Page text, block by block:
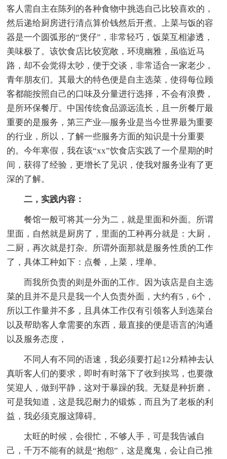
客人需自主在陈列的各种食物中挑选自己比较喜欢的，
然后递给厨房进行清点算价钱然后开煮。上菜与饭的容
器是一个圆弧形的“煲仔”，非常轻巧，饭菜互相渗透，
美味极了。该饮食店比较宽敞，环境幽雅，虽临近马
路，却不会觉得太吵，便于交谈，非常适合一家老少，
青年朋友们。其最大的特色便是自主选菜，使得每位顾
客都能按照自己的口味及分量进行选择，不会有浪费，
是所环保餐厅。中国传统食品源远流长，且一所餐厅最
重要的是服务，第三产业—服务业是当今世界最为重要
的行业，所以，了解一些服务方面的知识是十分重要
的。今年寒假，我在该“xx”饮食店实践了一个星期的时
间，获得了经验，更增长了见识，使我对服务业有了更
深的了解。
二，实践内容：
餐馆一般可将其一分为二，就是里面和外面。所谓
里面，自然就是厨房了，里面的工种再分就是：大厨，
二厨，再次就是打杂。所谓外面那就是服务性质的工作
了，具体工种如下：点餐，上菜，埋单。
而我所负责的则是外面的工作。因为该店是自主选
菜的且并不是只是我一个人负责外面，大约有5，6个，
所以工作量并不多，且具体工作仅有引领客人到选菜台
以及帮助客人拿需要的东西，最直接的便是语言的沟通
以及服务态度，
不同人有不同的语速，我必须要打起12分精神去认
真听客人们的要求，即时有时落下了收到挨骂，也要微
笑迎人，做到平静，这对于暴躁的我。无疑是种折磨，
可是我知道，这是我忍耐力的锻炼，而且为了老板的利
益，我必须克服这障碍。
太旺的时候，会很忙，不够人手，可是我告诫自
己，千万不能有的就是“抱怨”，这是魔鬼，会让自己推